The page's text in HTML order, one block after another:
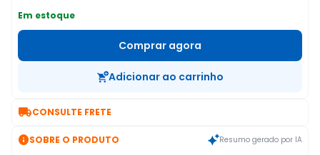
Em estoque
Comprar agora
Adicionar ao carrinho
CONSULTE FRETE
SOBRE O PRODUTO Resumo gerado por IA